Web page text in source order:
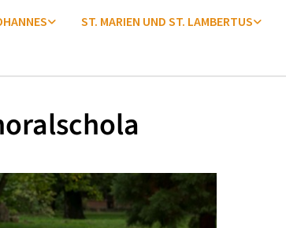
ST. MARIEN UND ST. LAMBERTUS